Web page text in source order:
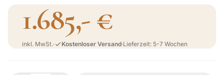
1.685,- €
inkl. MwSt.· Kostenloser Versand·Lieferzeit: 5-7 Wochen